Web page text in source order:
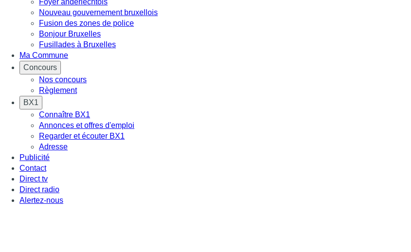
Nouveau gouvernement bruxellois
Fusion des zones de police
Bonjour Bruxelles
Fusillades à Bruxelles
Ma Commune
Concours
Nos concours
Règlement
BX1
Connaître BX1
Annonces et offres d'emploi
Regarder et écouter BX1
Adresse
Publicité
Contact
Direct tv
Direct radio
Alertez-nous